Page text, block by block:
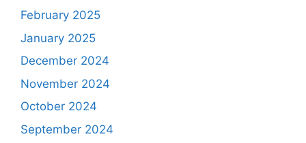
February 2025
January 2025
December 2024
November 2024
October 2024
September 2024